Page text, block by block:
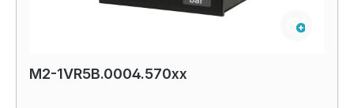
M2-1VR5B.0004.570xx